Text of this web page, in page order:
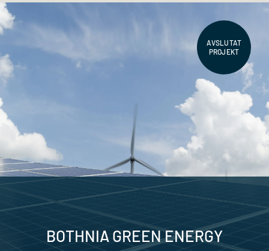
AVSLUTAT
PROJEKT
BOTHNIA GREEN ENERGY